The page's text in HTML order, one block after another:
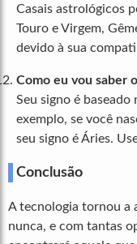
Casais astrológicos
Touro e Virgem,
devido à sua
Como eu vou saber
Seu signo é
exemplo, se você
seu signo é Áries.
Conclusão
A tecnologia tornou a
nunca, e com tantas